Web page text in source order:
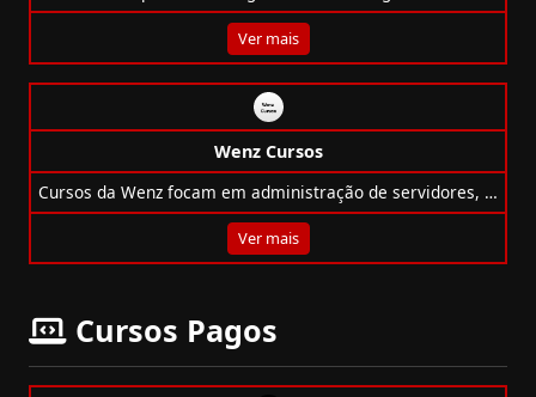
Ver mais
Wenz Cursos
Cursos da Wenz focam em administração de servidores, segurança e nuvem com foco prático em tecnologias Microsoft, Azure, Zabbix e Docker.
Ver mais
Cursos Pagos